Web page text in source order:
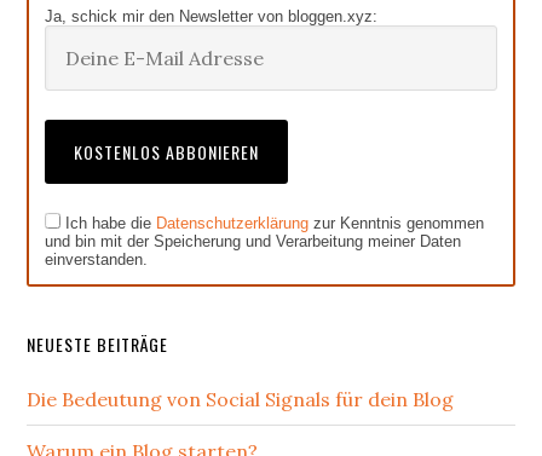
Ja, schick mir den Newsletter von bloggen.xyz:
Ich habe die Datenschutzerklärung zur Kenntnis genommen
und bin mit der Speicherung und Verarbeitung meiner Daten
einverstanden.
NEUESTE BEITRÄGE
Die Bedeutung von Social Signals für dein Blog
Warum ein Blog starten?